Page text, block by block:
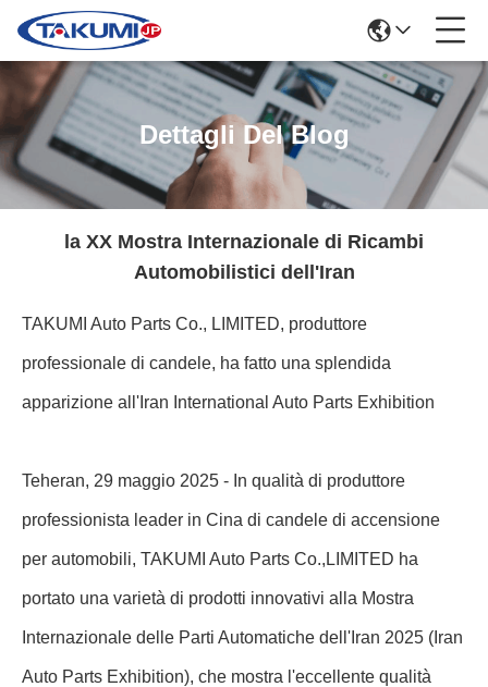
Dettagli Del Blog
la XX Mostra Internazionale di Ricambi
Automobilistici dell'Iran
TAKUMI Auto Parts Co., LIMITED, produttore
professionale di candele, ha fatto una splendida
apparizione all'Iran International Auto Parts Exhibition
Teheran, 29 maggio 2025 - In qualità di produttore
professionista leader in Cina di candele di accensione
per automobili, TAKUMI Auto Parts Co.,LIMITED ha
portato una varietà di prodotti innovativi alla Mostra
Internazionale delle Parti Automatiche dell'Iran 2025 (Iran
Auto Parts Exhibition), che mostra l'eccellente qualità